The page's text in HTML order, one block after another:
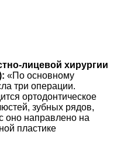
лицевой хирургии
«По основному
три операции.
ортодонтическое
зубных рядов,
оно направлено на
пластике